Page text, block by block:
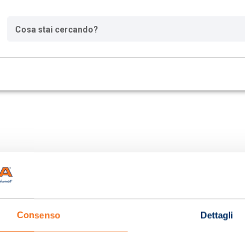
Consenso Dettagli
Cosa stai cercando?